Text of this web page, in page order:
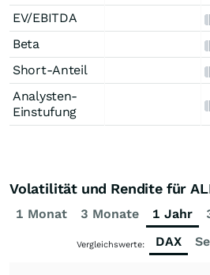
EV/EBITDA
Beta
Short-Anteil
Analysten-
Einstufung
Volatilität und Rendite für
1 Monat 3 Monate 1 Jahr
Vergleichswerte: DAX